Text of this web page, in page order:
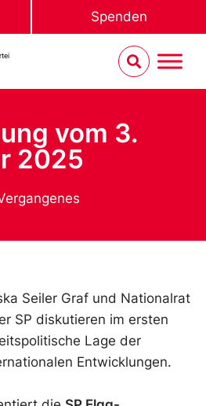
Spenden
vom 3.
2025
Seiler Graf und Nationalrat
SP diskutieren im ersten
Lage der
Entwicklungen.